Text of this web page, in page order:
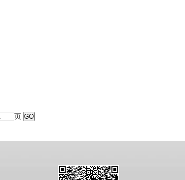
页